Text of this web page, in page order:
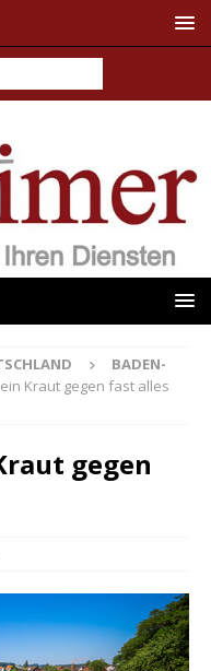
BADEN-
Kraut gegen fast alles
gegen